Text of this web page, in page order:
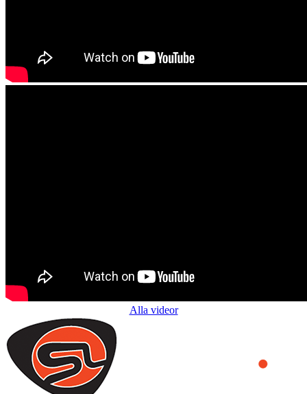
Alla videor